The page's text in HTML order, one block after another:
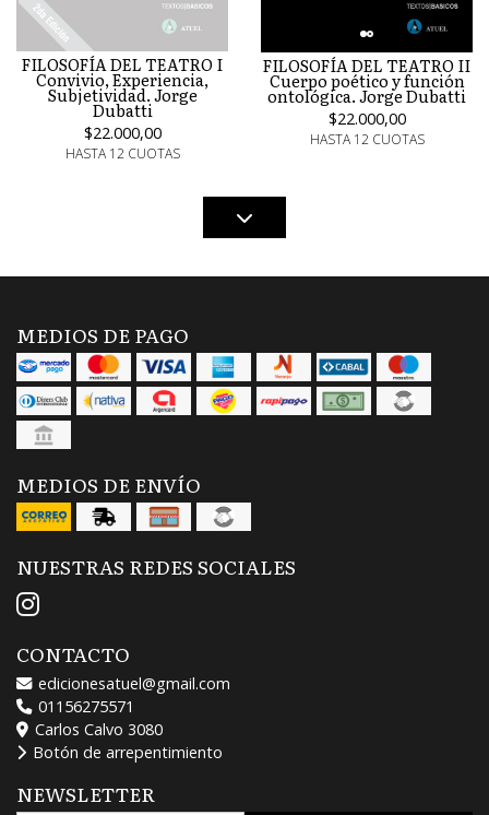
FILOSOFÍA DEL TEATRO I
Convivio, Experiencia,
Subjetividad. Jorge
Dubatti
$22.000,00
HASTA 12 CUOTAS
FILOSOFÍA DEL TEATRO II
Cuerpo poético y función
ontológica. Jorge Dubatti
$22.000,00
HASTA 12 CUOTAS
MEDIOS DE PAGO
MEDIOS DE ENVÍO
NUESTRAS REDES SOCIALES
CONTACTO
edicionesatuel@gmail.com
01156275571
Carlos Calvo 3080
Botón de arrepentimiento
NEWSLETTER